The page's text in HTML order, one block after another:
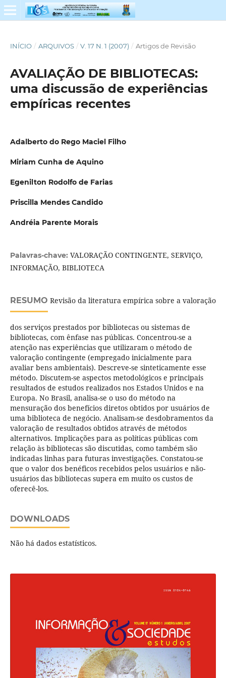
INÍCIO / ARQUIVOS / V. 17 N. 1 (2007) / Artigos de Revisão
AVALIAÇÃO DE BIBLIOTECAS:
uma discussão de experiências
empíricas recentes
Adalberto do Rego Maciel Filho
Miriam Cunha de Aquino
Egenilton Rodolfo de Farias
Priscilla Mendes Candido
Andréia Parente Morais
Palavras-chave: VALORAÇÃO CONTINGENTE, SERVIÇO,
INFORMAÇÃO, BIBLIOTECA
RESUMO Revisão da literatura empírica sobre a valoração
dos serviços prestados por bibliotecas ou sistemas de
bibliotecas, com ênfase nas públicas. Concentrou-se a
atenção nas experiências que utilizaram o método de
valoração contingente (empregado inicialmente para
avaliar bens ambientais). Descreve-se sinteticamente esse
método. Discutem-se aspectos metodológicos e principais
resultados de estudos realizados nos Estados Unidos e na
Europa. No Brasil, analisa-se o uso do método na
mensuração dos benefícios diretos obtidos por usuários de
uma biblioteca de negócio. Analisam-se desdobramentos da
valoração de resultados obtidos através de métodos
alternativos. Implicações para as políticas públicas com
relação às bibliotecas são discutidas, como também são
indicadas linhas para futuras investigações. Constatou-se
que o valor dos benéficos recebidos pelos usuários e não-
usuários das bibliotecas supera em muito os custos de
oferecê-los.
DOWNLOADS
Não há dados estatísticos.